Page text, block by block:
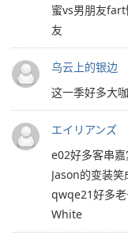
蜜vs男朋友fart
友
乌云上的银边
这一季好多大
エイリアンズ
e02好多客串
Jason的变装
qwqe21好多
White